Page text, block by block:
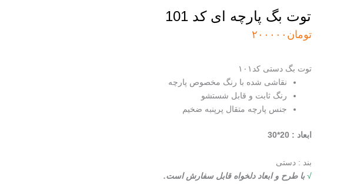
توت بگ پارچه ای کد 101
تومان ۲۰۰۰۰۰
توت بگ دستی کد۱۰۱
نقاشی شده با رنگ مخصوص پارچه
رنگ ثابت و قابل شستشو
جنس پارچه متقال پرپنبه ضخیم
ابعاد :
20*
30
بند : دستی
√ با طرح و ابعاد دلخواه قابل سفارش است.